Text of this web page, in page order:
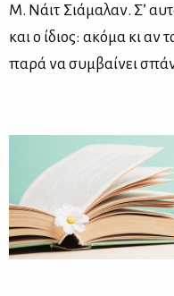
Μ. Νάιτ Σιά­μα­λαν. Σ’
και ο ίδιος: ακό­μα κι αν
πα­ρά να συμ­βαί­νει